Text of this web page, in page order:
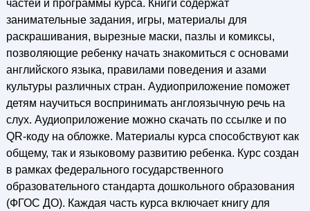
частей и программы курса. Книги содержат
занимательные задания, игры, материалы для
раскрашивания, вырезные маски, пазлы и комиксы,
позволяющие ребенку начать знакомиться с основами
английского языка, правилами поведения и азами
культуры различных стран. Аудиоприложение поможет
детям научиться воспринимать англоязычную речь на
слух. Аудиоприложение можно скачать по ссылке и по
QR-коду на обложке. Материалы курса способствуют как
общему, так и языковому развитию ребенка. Курс создан
в рамках федерального государственного
образовательного стандарта дошкольного образования
(ФГОС ДО). Каждая часть курса включает книгу для